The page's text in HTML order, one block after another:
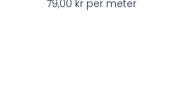
79,00 krper meter